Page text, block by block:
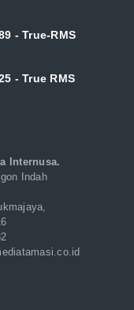
- True-RMS
- True RMS
Internusa.
Indah